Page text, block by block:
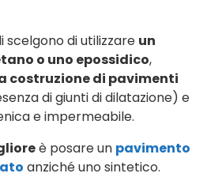
scelgono di utilizzare un
o uno epossidico,
costruzione di pavimenti
di giunti di dilatazione) e
e impermeabile.
è posare un pavimento
anziché uno sintetico.